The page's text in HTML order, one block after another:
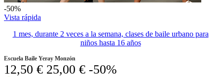
-50%
Vista rápida
1 mes, durante 2 veces a la semana, clases de baile urbano para
niños hasta 16 años
Escuela Baile Yeray Monzón
12,50 € 25,00 € -50%